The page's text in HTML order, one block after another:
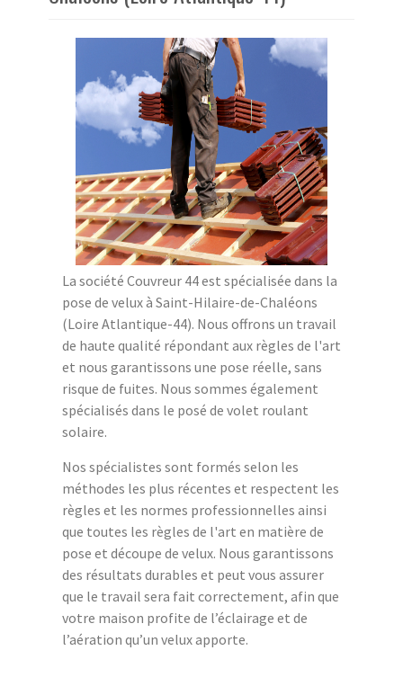
La société Couvreur 44 est spécialisée dans la
pose de velux à Saint-Hilaire-de-Chaléons
(Loire Atlantique-44). Nous offrons un travail
de haute qualité répondant aux règles de l'art
et nous garantissons une pose réelle, sans
risque de fuites. Nous sommes également
spécialisés dans le posé de volet roulant
solaire.
Nos spécialistes sont formés selon les
méthodes les plus récentes et respectent les
règles et les normes professionnelles ainsi
que toutes les règles de l'art en matière de
pose et découpe de velux. Nous garantissons
des résultats durables et peut vous assurer
que le travail sera fait correctement, afin que
votre maison profite de l’éclairage et de
l’aération qu’un velux apporte.